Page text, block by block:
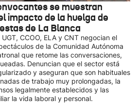
se muestran
impacto de la huelga de
de La Blanca
CCOO, ELA y CNT negocian el
de la Comunidad Autónoma
que retome las conversaciones,
Denuncian que el sector está
y aseguran que son habituales
de trabajo muy prolongadas, la
legalmente establecidos y las
la vida laboral y personal.